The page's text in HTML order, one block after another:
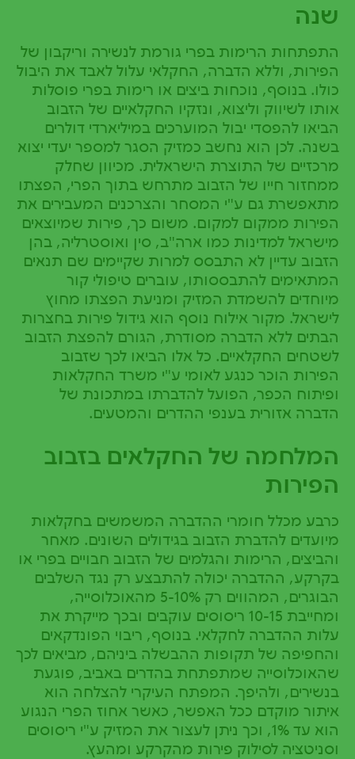
שנה
התפתחות הרימות בפרי גורמת לנשירה וריקבון של
הפירות, וללא הדברה, החקלאי עלול לאבד את היבול
כולו. בנוסף, נוכחות ביצים או רימות בפרי פוסלות
אותו לשיווק וליצוא, ונזקיו החקלאיים של הזבוב
הביאו להפסדי יבול המוערכים במיליארדי דולרים
בשנה. לכן הוא נחשב כמזיק הסגר למספר יעדי יצוא
מרכזיים של התוצרת הישראלית. מכיוון שחלק
ממחזור חייו של הזבוב מתרחש בתוך הפרי, הפצתו
מתאפשרת גם ע"י המסחר והצרכנים המעבירים את
הפירות ממקום למקום. משום כך, פירות שמיוצאים
מישראל למדינות כמו ארה"ב, סין ואוסטרליה, בהן
הזבוב עדיין לא התבסס למרות שקיימים שם תנאים
המתאימים להתבססותו, עוברים טיפולי קור
מיוחדים להשמדת המזיק ומניעת הפצתו מחוץ
לישראל. מקור אילוח נוסף הוא גידול פירות בחצרות
הבתים ללא הדברה מסודרת, הגורם להפצת הזבוב
לשטחים החקלאיים. כל אלו הביאו לכך שזבוב
הפירות הוכר כנגע לאומי ע"י משרד החקלאות
ופיתוח הכפר, הפועל להדברתו במתכונת של
הדברה אזורית בענפי ההדרים והמטעים.
המלחמה של החקלאים בזבוב
הפירות
כרבע מכלל חומרי ההדברה המשמשים בחקלאות
מיועדים להדברת הזבוב בגידולים השונים. מאחר
והביצים, הרימות והגלמים של הזבוב חבויים בפרי או
בקרקע, ההדברה יכולה להתבצע רק נגד השלבים
הבוגרים, המהווים רק 5-10% מהאוכלוסייה,
ומחייבת 10-15 ריסוסים עוקבים ובכך מייקרת את
עלות ההדברה לחקלאי. בנוסף, ריבוי הפונדקאים
והחפיפה של תקופות ההבשלה ביניהם, מביאים לכך
שהאוכלוסייה שמתפתחת בהדרים באביב, פוגעת
בנשירים, ולהיפך. המפתח העיקרי להצלחה הוא
איתור מוקדם ככל האפשר, כאשר אחוז הפרי הנגוע
הוא עד 1%, וכך ניתן לעצור את המזיק ע"י ריסוסים
וסניטציה לסילוק פירות מהקרקע ומהעץ.